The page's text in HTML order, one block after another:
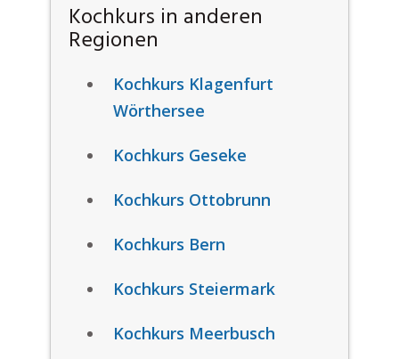
Kochkurs in anderen
Regionen
Kochkurs Klagenfurt
Wörthersee
Kochkurs Geseke
Kochkurs Ottobrunn
Kochkurs Bern
Kochkurs Steiermark
Kochkurs Meerbusch